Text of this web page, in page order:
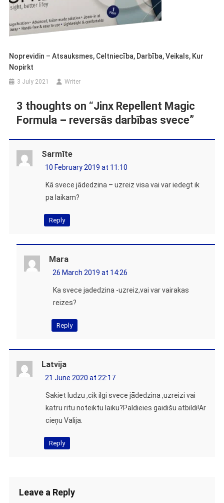
Noprevidin – Atsauksmes, Celtniecība, Darbība, Veikals, Kur
Nopirkt
3 July 2021 Writer
3 thoughts on “Jinx Repellent Magic
Formula – reversās darbības svece”
Sarmīte
10 February 2019 at 11:10
Kā svece jādedzina – uzreiz visa vai var iedegt ik
pa laikam?
Reply
Mara
26 March 2019 at 14:26
Ka svece jadedzina -uzreiz,vai var vairakas
reizes?
Reply
Latvija
21 June 2020 at 22:17
Sakiet ludzu ,cik ilgi svece jādedzina ,uzreizi vai
katru ritu noteiktu laiku?Paldieies gaidišu atbildi!Ar
cieņu Valija.
Reply
Leave a Reply